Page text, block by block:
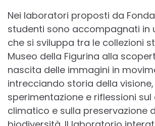
Nei laboratori proposti da
studenti sono accompagnati in
che si sviluppa tra le collezioni
Museo della Figurina alla
nascita delle immagini in
intrecciando storia della visione,
sperimentazione e riflessioni
climatico e sulla preservazione